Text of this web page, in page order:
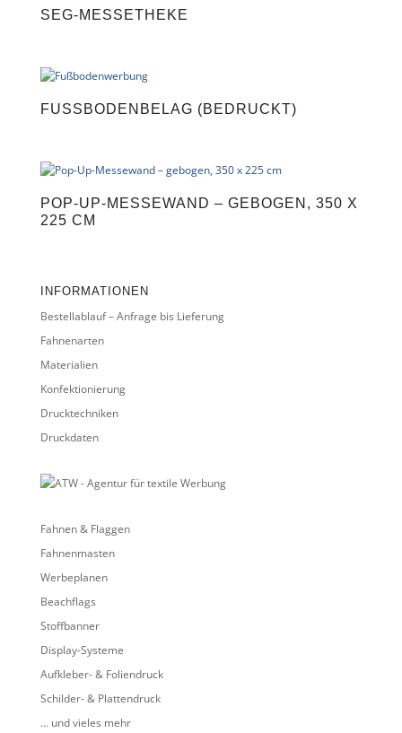
t
:
SEG-MESSETHEKE
FUSSBODENBELAG (BEDRUCKT)
POP-UP-MESSEWAND – GEBOGEN, 350 X
225 CM
INFORMATIONEN
Bestellablauf – Anfrage bis Lieferung
Fahnenarten
Materialien
Konfektionierung
Drucktechniken
Druckdaten
Fahnen & Flaggen
Fahnenmasten
Werbeplanen
Beachflags
Stoffbanner
Display-Systeme
Aufkleber- & Foliendruck
Schilder- & Plattendruck
… und vieles mehr